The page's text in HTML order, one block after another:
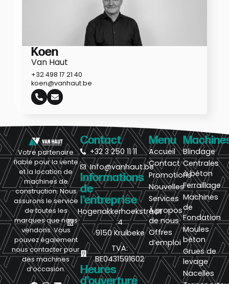
Koen
Van Haut
+32 498 17 21 40
koen@vanhaut.be
Votre partenaire
fiable pour la vente
et la location de
machines de
construction. Nous
assurons le service
de toutes les
marques que nous
vendons. Vous
pouvez également
nous contacter pour
des machines
d’occasion.
Contact
+32 3 250 11 11
Info@vanhaut.be
Informations
de
l'entreprise
Hogenakkerhoekstraat
4
9150 Kruibeke
TVA:
BE0431591602
Heures
d'ouverture
Menu
Accueil
Contact
Promotions
Nouvelles
Services
À propos
de nous
Offres
d’emploi
Blindage
Centrales
à béton
Ferraillage
Machines
de
Fondation
Moules
béton
Grues de
levage
Nacelles